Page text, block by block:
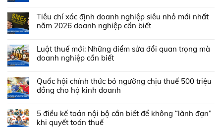
Tiêu chí xác định doanh nghiệp siêu nhỏ mới nhất
năm 2026 doanh nghiệp cần biết
Luật thuế mới: Những điểm sửa đổi quan trọng mà
doanh nghiệp cần biết
Quốc hội chính thức bỏ ngưỡng chịu thuế 500 triệu
đồng cho hộ kinh doanh
5 điều kế toán nội bộ cần biết để không “lãnh đạn”
khi quyết toán thuế